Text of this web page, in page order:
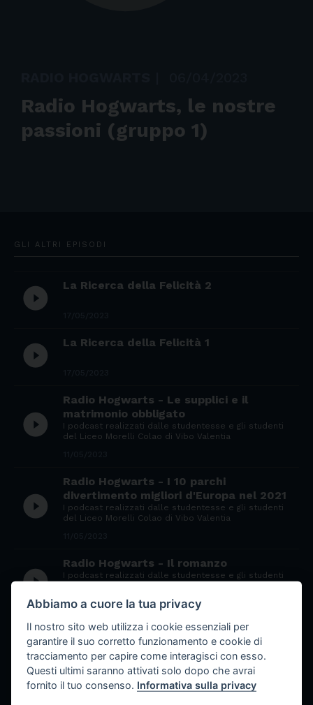
Radio Hogwarts, le nostre
passioni (gruppo 1)
GLI ALTRI EPISODI
play_circle_filled La Ricerca della Felicità 2
play_circle_filled La Ricerca della Felicità 1
play_circle_filled
Radio Hogwarts - Le supplici e il
matrimonio obbligato
I podcast realizzati dalle studentesse e gli studenti
del Liceo Morelli Colao di Vibo Valentia
play_circle_filled
Radio Hogwarts - I 10 parchi
divertimento migliori d'Europa nel 2021
I podcast realizzati dalle studentesse e gli studenti
del Liceo Morelli Colao di Vibo Valentia
play_circle_filled
Radio Hogwarts - Il romanzo
I podcast realizzati dalle studentesse e gli studenti
11/05/2023
play_circle_filled
Radio Hogwarts - Messi e la rottura
con il PSG
I podcast realizzati dalle studentesse e gli studenti
del Liceo Morelli Colao di Vibo Valentia
10/05/2023
Abbiamo a cuore la tua privacy
Il nostro sito web utilizza i cookie essenziali per
garantire il suo corretto funzionamento e cookie di
tracciamento per capire come interagisci con esso.
Questi ultimi saranno attivati solo dopo che avrai
fornito il tuo consenso. Informativa sulla privacy